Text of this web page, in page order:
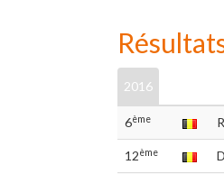
2016
6ème
12ème